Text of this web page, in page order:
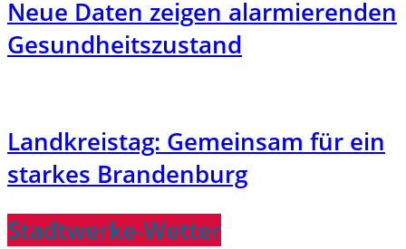
Neue Daten zeigen alarmierenden
Gesundheitszustand
Landkreistag: Gemeinsam für ein
starkes Brandenburg
Stadtwerke-Wetter